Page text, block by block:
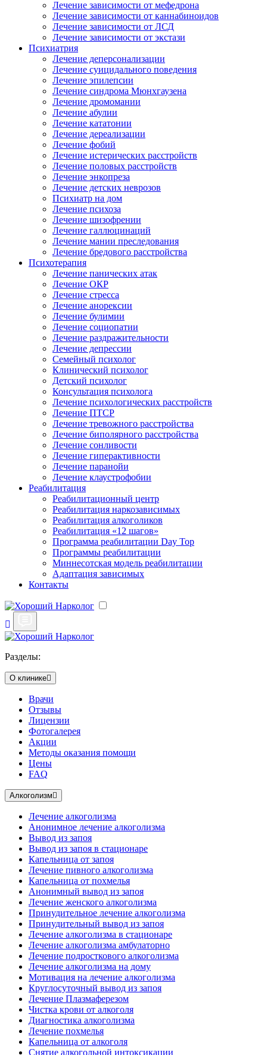
Лечение зависимости от мефедрона
Лечение зависимости от каннабиноидов
Лечение зависимости от ЛСД
Лечение зависимости от экстази
Психиатрия
Лечение деперсонализации
Лечение суицидального поведения
Лечение эпилепсии
Лечение синдрома Мюнхгаузена
Лечение дромомании
Лечение абулии
Лечение кататонии
Лечение дереализации
Лечение фобий
Лечение истерических расстройств
Лечение половых расстройств
Лечение энкопреза
Лечение детских неврозов
Психиатр на дом
Лечение психоза
Лечение шизофрении
Лечение галлюцинаций
Лечение мании преследования
Лечение бредового расстройства
Психотерапия
Лечение панических атак
Лечение ОКР
Лечение стресса
Лечение анорексии
Лечение булимии
Лечение социопатии
Лечение раздражительности
Лечение депрессии
Семейный психолог
Клинический психолог
Детский психолог
Консультация психолога
Лечение психологических расстройств
Лечение ПТСР
Лечение тревожного расстройства
Лечение биполярного расстройства
Лечение сонливости
Лечение гиперактивности
Лечение паранойи
Лечение клаустрофобии
Реабилитация
Реабилитационный центр
Реабилитация наркозависимых
Реабилитация алкоголиков
Реабилитация «12 шагов»
Программа реабилитации Day Top
Программы реабилитации
Миннесотская модель реабилитации
Адаптация зависимых
Контакты
Разделы:
О клинике
Врачи
Отзывы
Лицензии
Фотогалерея
Акции
Методы оказания помощи
Цены
FAQ
Алкоголизм
Лечение алкоголизма
Анонимное лечение алкоголизма
Вывод из запоя
Вывод из запоя в стационаре
Капельница от запоя
Лечение пивного алкоголизма
Капельница от похмелья
Анонимный вывод из запоя
Лечение женского алкоголизма
Принудительное лечение алкоголизма
Принудительный вывод из запоя
Лечение алкоголизма в стационаре
Лечение алкоголизма амбулаторно
Лечение подросткового алкоголизма
Лечение алкоголизма на дому
Мотивация на лечение алкоголизма
Круглосуточный вывод из запоя
Лечение Плазмаферезом
Чистка крови от алкоголя
Диагностика алкоголизма
Лечение похмелья
Капельница от алкоголя
Снятие алкогольной интоксикации